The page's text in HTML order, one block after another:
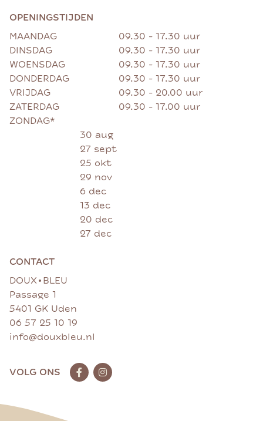
OPENINGSTIJDEN
MAANDAG
09.30 - 17.30 uur
DINSDAG
09.30 - 17.30 uur
WOENSDAG
09.30 - 17.30 uur
DONDERDAG
09.30 - 17.30 uur
VRIJDAG
09.30 - 20.00 uur
ZATERDAG
09.30 - 17.00 uur
ZONDAG*
30 aug
27 sept
25 okt
29 nov
6 dec
13 dec
20 dec
27 dec
CONTACT
DOUX • BLEU
Passage 1
5401 GK Uden
06 57 25 10 19
info@douxbleu.nl
VOLG ONS